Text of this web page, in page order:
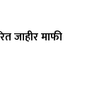
जाहीर माफी